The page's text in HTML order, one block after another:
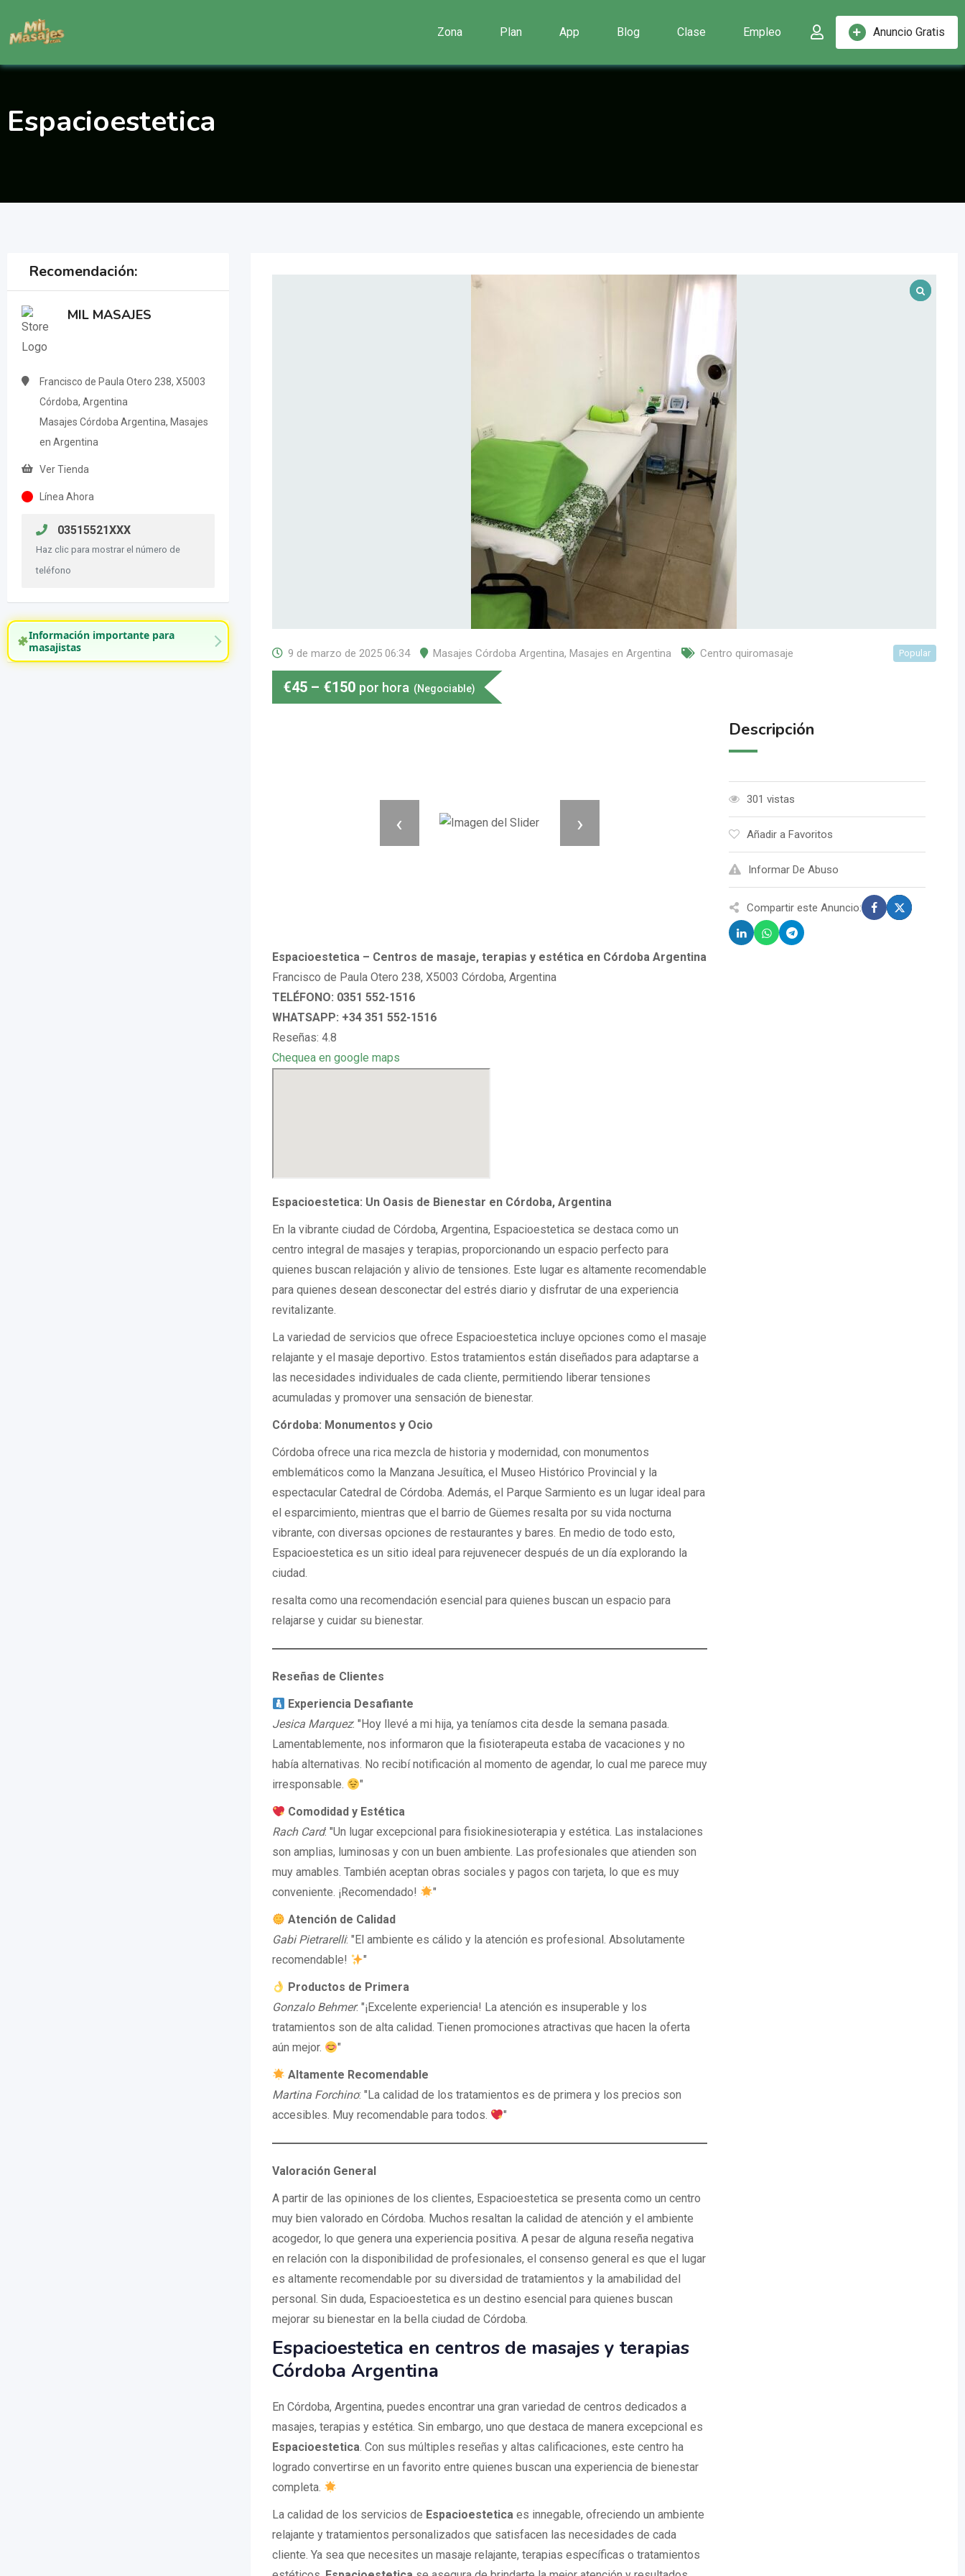
contenido
Anuncio Gratis
Zona Plan App Blog Clase Empleo
Espacioestetica
Recomendación:
MIL MASAJES
Francisco de Paula Otero 238, X5003
Córdoba, Argentina
Masajes Córdoba Argentina, Masajes
en Argentina
Ver Tienda
Línea Ahora
03515521XXX
Haz clic para mostrar el número de
teléfono
Información importante para
masajistas
9 de marzo de 2025 06:34 Masajes Córdoba Argentina, Masajes en Argentina Centro quiromasaje Popular
€45 – €150 por hora (Negociable)
‹ ›
Espacioestetica – Centros de masaje, terapias y estética en Córdoba Argentina
Francisco de Paula Otero 238, X5003 Córdoba, Argentina
TELÉFONO: 0351 552-1516
WHATSAPP: +34 351 552-1516
Reseñas: 4.8
Chequea en google maps
Espacioestetica: Un Oasis de Bienestar en Córdoba, Argentina
En la vibrante ciudad de Córdoba, Argentina, Espacioestetica se destaca como un
centro integral de masajes y terapias, proporcionando un espacio perfecto para
quienes buscan relajación y alivio de tensiones. Este lugar es altamente recomendable
para quienes desean desconectar del estrés diario y disfrutar de una experiencia
revitalizante.
La variedad de servicios que ofrece Espacioestetica incluye opciones como el masaje
relajante y el masaje deportivo. Estos tratamientos están diseñados para adaptarse a
las necesidades individuales de cada cliente, permitiendo liberar tensiones
acumuladas y promover una sensación de bienestar.
Córdoba: Monumentos y Ocio
Córdoba ofrece una rica mezcla de historia y modernidad, con monumentos
emblemáticos como la Manzana Jesuítica, el Museo Histórico Provincial y la
espectacular Catedral de Córdoba. Además, el Parque Sarmiento es un lugar ideal para
el esparcimiento, mientras que el barrio de Güemes resalta por su vida nocturna
vibrante, con diversas opciones de restaurantes y bares. En medio de todo esto,
Espacioestetica es un sitio ideal para rejuvenecer después de un día explorando la
ciudad.
resalta como una recomendación esencial para quienes buscan un espacio para
relajarse y cuidar su bienestar.
Reseñas de Clientes
Experiencia Desafiante
Jesica Marquez: "Hoy llevé a mi hija, ya teníamos cita desde la semana pasada.
Lamentablemente, nos informaron que la fisioterapeuta estaba de vacaciones y no
había alternativas. No recibí notificación al momento de agendar, lo cual me parece muy
irresponsable.
"
Comodidad y Estética
Rach Card: "Un lugar excepcional para fisiokinesioterapia y estética. Las instalaciones
son amplias, luminosas y con un buen ambiente. Las profesionales que atienden son
muy amables. También aceptan obras sociales y pagos con tarjeta, lo que es muy
conveniente. ¡Recomendado!
"
Atención de Calidad
Gabi Pietrarelli: "El ambiente es cálido y la atención es profesional. Absolutamente
recomendable!
"
Productos de Primera
Gonzalo Behmer: "¡Excelente experiencia! La atención es insuperable y los
tratamientos son de alta calidad. Tienen promociones atractivas que hacen la oferta
aún mejor.
"
Altamente Recomendable
Martina Forchino: "La calidad de los tratamientos es de primera y los precios son
accesibles. Muy recomendable para todos.
"
Valoración General
A partir de las opiniones de los clientes, Espacioestetica se presenta como un centro
muy bien valorado en Córdoba. Muchos resaltan la calidad de atención y el ambiente
acogedor, lo que genera una experiencia positiva. A pesar de alguna reseña negativa
en relación con la disponibilidad de profesionales, el consenso general es que el lugar
es altamente recomendable por su diversidad de tratamientos y la amabilidad del
personal. Sin duda, Espacioestetica es un destino esencial para quienes buscan
mejorar su bienestar en la bella ciudad de Córdoba.
Espacioestetica en centros de masajes y terapias
Córdoba Argentina
En Córdoba, Argentina, puedes encontrar una gran variedad de centros dedicados a
masajes, terapias y estética. Sin embargo, uno que destaca de manera excepcional es
Espacioestetica. Con sus múltiples reseñas y altas calificaciones, este centro ha
logrado convertirse en un favorito entre quienes buscan una experiencia de bienestar
completa.
La calidad de los servicios de Espacioesteticaes innegable, ofreciendo un ambiente
relajante y tratamientos personalizados que satisfacen las necesidades de cada
cliente. Ya sea que necesites un masaje relajante, terapias específicas o tratamientos
Descripción
301 vistas
Añadir a Favoritos
Informar De Abuso
Compartir este Anuncio: